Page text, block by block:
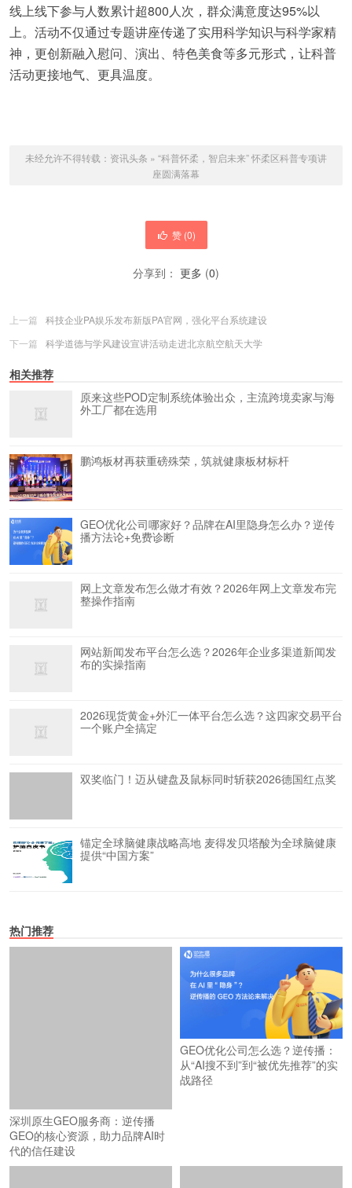
线上线下参与人数累计超800人次，群众满意度达95%以
上。活动不仅通过专题讲座传递了实用科学知识与科学家精
神，更创新融入慰问、演出、特色美食等多元形式，让科普
活动更接地气、更具温度。
未经允许不得转载： 资讯头条 » “科普怀柔，智启未来” 怀柔区科普专项讲
座圆满落幕
赞 (0)
分享到： 更多 (0)
上一篇
科技企业PA娱乐发布新版PA官网，强化平台系统建设
下一篇
科学道德与学风建设宣讲活动走进北京航空航天大学​
相关推荐
原来这些POD定制系统体验出众，主流跨境卖家与海
外工厂都在选用
鹏鸿板材再获重磅殊荣，筑就健康板材标杆
GEO优化公司哪家好？品牌在AI里隐身怎么办？逆传
播方法论+免费诊断
网上文章发布怎么做才有效？2026年网上文章发布完
整操作指南
网站新闻发布平台怎么选？2026年企业多渠道新闻发
布的实操指南
2026现货黄金+外汇一体平台怎么选？这四家交易平台
一个账户全搞定
双奖临门！迈从键盘及鼠标同时斩获2026德国红点奖
锚定全球脑健康战略高地 麦得发贝塔酸为全球脑健康
提供“中国方案”
热门推荐
深圳原生GEO服务商：逆传播
GEO的核心资源，助力品牌AI时
代的信任建设
GEO优化公司怎么选？逆传播：
从“AI搜不到”到“被优先推荐”的实
战路径